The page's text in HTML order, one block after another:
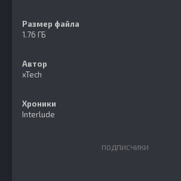
Размер файла
1.76 ГБ
Автор
xTech
Хроники
Interlude
ПОДПИСЧИКИ